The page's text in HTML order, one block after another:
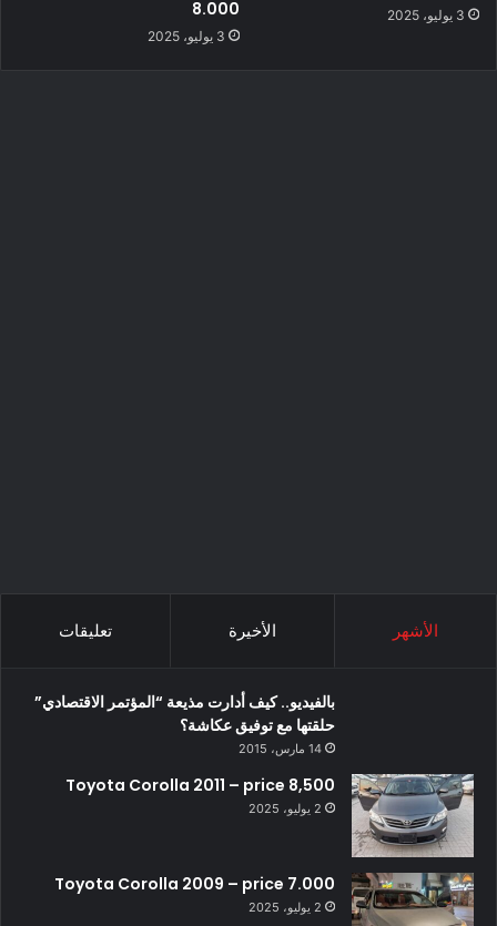
3 يوليو، 2025 8.000
3 يوليو، 2025
الأشهر الأخيرة تعليقات
بالفيديو.. كيف أدارت مذيعة “المؤتمر الاقتصادي”
حلقتها مع توفيق عكاشة؟
14 مارس، 2015
Toyota Corolla 2011 – price 8,500
2 يوليو، 2025
Toyota Corolla 2009 – price 7.000
2 يوليو، 2025